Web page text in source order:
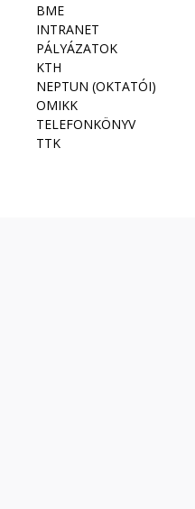
BME
INTRANET
PÁLYÁZATOK
KTH
NEPTUN (OKTATÓI)
OMIKK
TELEFONKÖNYV
TTK